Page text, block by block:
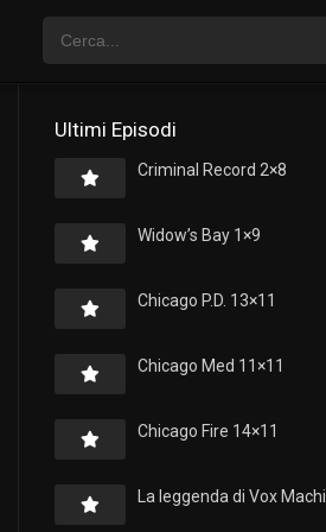
Ultimi Episodi
Criminal Record 2×8
Widow’s Bay 1×9
Chicago P.D. 13×11
Chicago Med 11×11
Chicago Fire 14×11
La leggenda di Vox